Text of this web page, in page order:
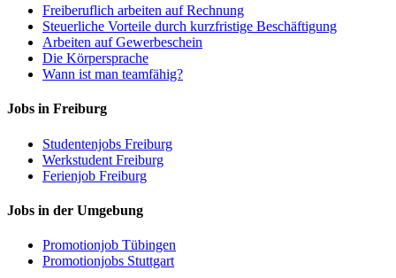
Freiberuflich arbeiten auf Rechnung
Steuerliche Vorteile durch kurzfristige Beschäftigung
Arbeiten auf Gewerbeschein
Die Körpersprache
Wann ist man teamfähig?
Jobs in Freiburg
Studentenjobs Freiburg
Werkstudent Freiburg
Ferienjob Freiburg
Jobs in der Umgebung
Promotionjob Tübingen
Promotionjobs Stuttgart